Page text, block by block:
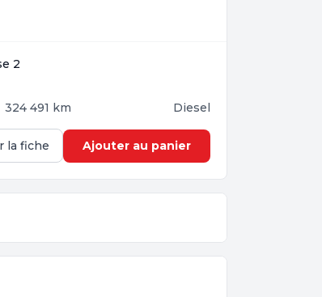
2
324 491 km Diesel
la fiche Ajouter au panier